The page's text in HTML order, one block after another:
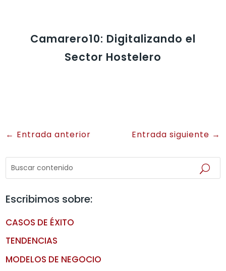
Camarero10: Digitalizando el
Sector Hostelero
← Entrada anterior Entrada siguiente →
Escribimos sobre:
CASOS DE ÉXITO
TENDENCIAS
MODELOS DE NEGOCIO